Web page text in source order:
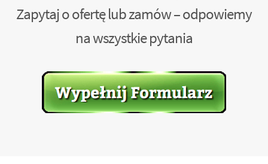
Zapytaj o ofertę lub zamów – odpowiemy
na wszystkie pytania